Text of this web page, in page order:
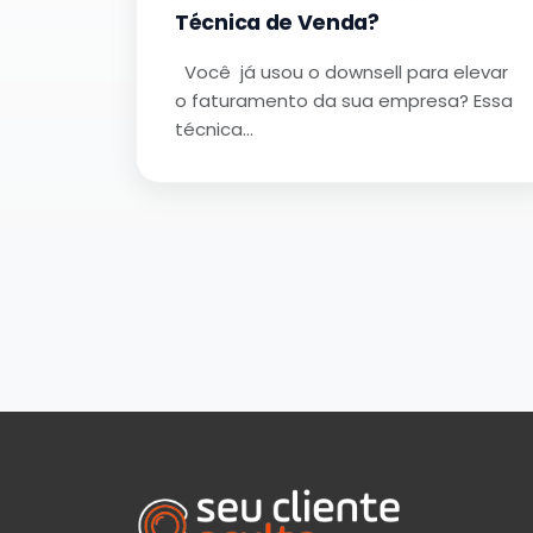
Técnica de Venda?
Você já usou o downsell para elevar
o faturamento da sua empresa? Essa
técnica…